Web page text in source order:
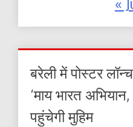
बरेली में पोस्टर
‘माय भारत
पहुंचेगी मुहिम